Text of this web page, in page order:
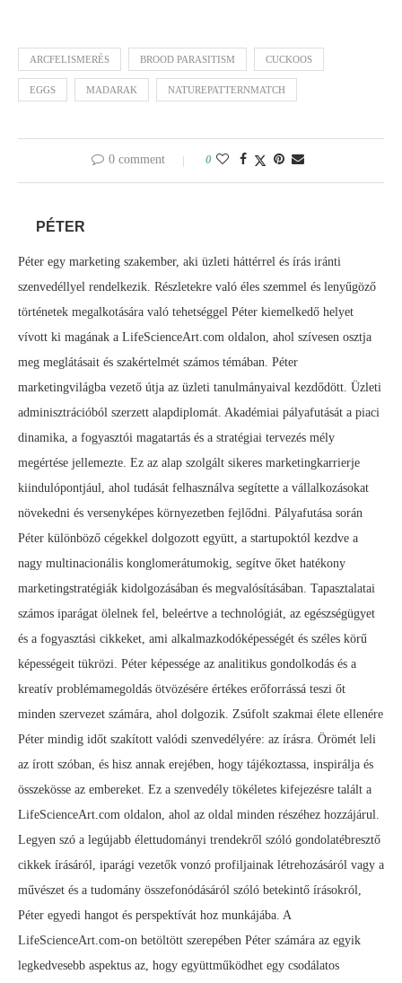
ARCFELISMERÉS BROOD PARASITISM CUCKOOS
EGGS MADARAK NATUREPATTERNMATCH
0 comment 0
PÉTER
Péter egy marketing szakember, aki üzleti háttérrel és írás iránti
szenvedéllyel rendelkezik. Részletekre való éles szemmel és lenyűgöző
történetek megalkotására való tehetséggel Péter kiemelkedő helyet
vívott ki magának a LifeScienceArt.com oldalon, ahol szívesen osztja
meg meglátásait és szakértelmét számos témában. Péter
marketingvilágba vezető útja az üzleti tanulmányaival kezdődött. Üzleti
adminisztrációból szerzett alapdiplomát. Akadémiai pályafutását a piaci
dinamika, a fogyasztói magatartás és a stratégiai tervezés mély
megértése jellemezte. Ez az alap szolgált sikeres marketingkarrierje
kiindulópontjául, ahol tudását felhasználva segítette a vállalkozásokat
növekedni és versenyképes környezetben fejlődni. Pályafutása során
Péter különböző cégekkel dolgozott együtt, a startupoktól kezdve a
nagy multinacionális konglomerátumokig, segítve őket hatékony
marketingstratégiák kidolgozásában és megvalósításában. Tapasztalatai
számos iparágat ölelnek fel, beleértve a technológiát, az egészségügyet
és a fogyasztási cikkeket, ami alkalmazkodóképességét és széles körű
képességeit tükrözi. Péter képessége az analitikus gondolkodás és a
kreatív problémamegoldás ötvözésére értékes erőforrássá teszi őt
minden szervezet számára, ahol dolgozik. Zsúfolt szakmai élete ellenére
Péter mindig időt szakított valódi szenvedélyére: az írásra. Örömét leli
az írott szóban, és hisz annak erejében, hogy tájékoztassa, inspirálja és
összekösse az embereket. Ez a szenvedély tökéletes kifejezésre talált a
LifeScienceArt.com oldalon, ahol az oldal minden részéhez hozzájárul.
Legyen szó a legújabb élettudományi trendekről szóló gondolatébresztő
cikkek írásáról, iparági vezetők vonzó profiljainak létrehozásáról vagy a
művészet és a tudomány összefonódásáról szóló betekintő írásokról,
Péter egyedi hangot és perspektívát hoz munkájába. A
LifeScienceArt.com-on betöltött szerepében Péter számára az egyik
legkedvesebb aspektus az, hogy együttműködhet egy csodálatos